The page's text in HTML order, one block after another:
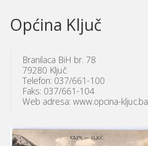
Općina Ključ
Branilaca BiH br. 78
79280 Ključ
Telefon: 037/661-100
Faks: 037/661-104
Web adresa: www.opcina-kljuc.ba